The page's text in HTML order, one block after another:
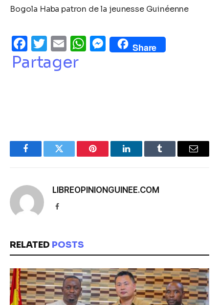
Bogola Haba patron de la jeunesse Guinéenne
Facebook
Twitter
EmailWhatsApp
Messenger
Share
Partager
FacebookTwitter Pinterest LinkedInTumblr Email
LIBREOPINIONGUINEE.COM
Facebook
RELATED POSTS